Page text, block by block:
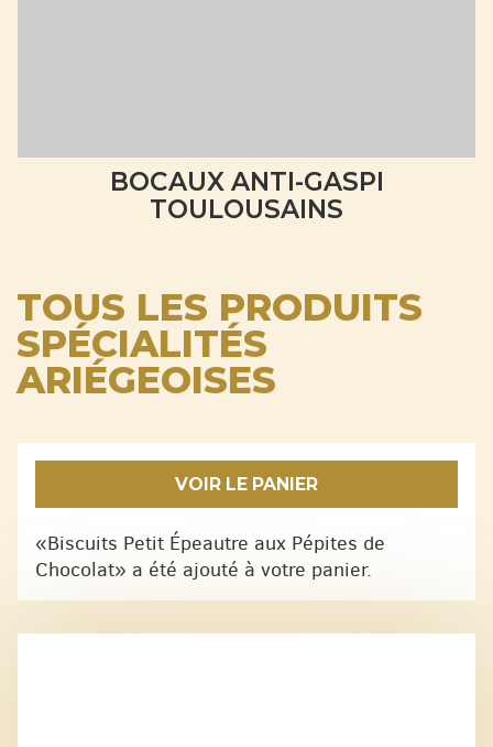
BOCAUX ANTI-GASPI
TOULOUSAINS
TOUS LES PRODUITS
SPÉCIALITÉS
ARIÉGEOISES
VOIR LE PANIER
«Biscuits Petit Épeautre aux Pépites de
Chocolat» a été ajouté à votre panier.